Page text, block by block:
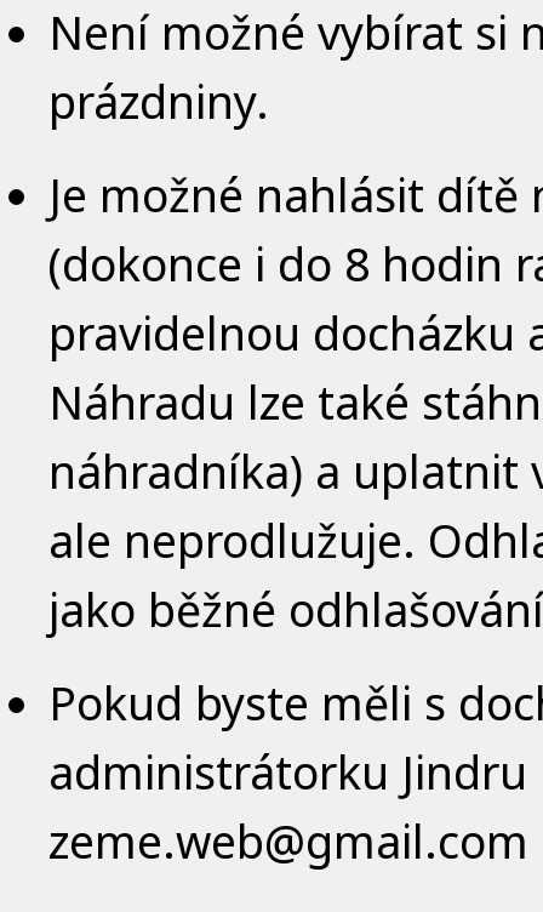
Není možné vybírat si
prázdniny.
Je možné nahlásit
(dokonce i do 8 hodin
pravidelnou docházku
Náhradu lze také
náhradníka) a uplatnit
ale neprodlužuje.
jako běžné
Pokud byste měli s
administrátorku
zeme.web@gmail.com